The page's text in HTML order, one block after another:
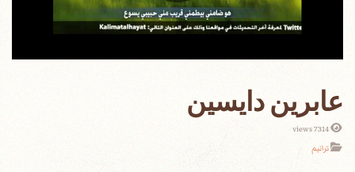
عابرين دايسين
7314 views
ترانيم